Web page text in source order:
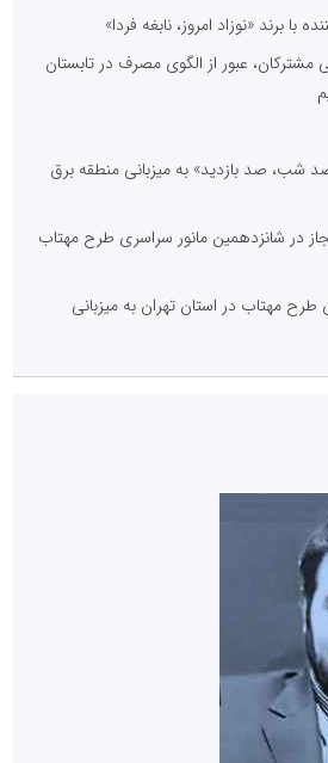
با برند «نوزاد امروز، نابغه فردا»
عبور از الگوی مصرف در تابستان
شب، صد بازدید» به میزبانی منطقه برق
برق غیرمجاز در شانزدهمین مانور سراسری طرح مهتاب
مهتاب در استان تهران به میزبانی